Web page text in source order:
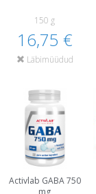
150 g
16,75 €
Läbimüüdud
Activlab GABA 750
mg